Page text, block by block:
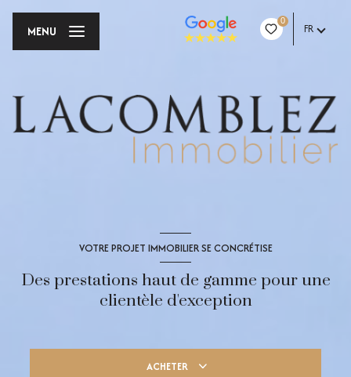
0
FR
MENU
VOTRE PROJET IMMOBILIER SE CONCRÉTISE
Des prestations haut de gamme pour une
clientèle d'exception
ACHETER